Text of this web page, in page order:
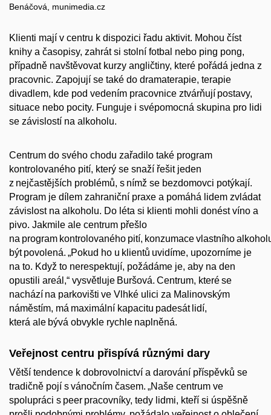
Benáčová, munimedia.cz
Klienti mají v centru k dispozici řadu aktivit. Mohou číst
knihy a časopisy, zahrát si stolní fotbal nebo ping pong,
případně navštěvovat kurzy angličtiny, které pořádá jedna z
pracovnic. Zapojují se také do dramaterapie, terapie
divadlem, kde pod vedením pracovnice ztvárňují postavy,
situace nebo pocity. Funguje i svépomocná skupina pro lidi
se závislostí na alkoholu.
Centrum do svého chodu zařadilo také program
kontrolovaného pití, který se snaží řešit jeden
z nejčastějších problémů, s nímž se bezdomovci potýkají.
Program je dílem zahraniční praxe a pomáhá lidem zvládat
závislost na alkoholu. Do léta si klienti mohli donést víno a
pivo. Jakmile ale centrum přešlo
na program kontrolovaného pití, konzumace vlastního
být povolená. „Pokud ho u klientů uvidíme, upozorníme je
na to. Když to nerespektují, požádáme je, aby na den
opustili areál,“ vysvětluje Buršová. Centrum, které se
nachází na parkovišti ve Vlhké ulici za Malinovským
náměstím, má maximální kapacitu padesát lidí,
která ale bývá obvykle rychle naplněná.
Veřejnost centru přispívá různými dary
Větší tendence k dobrovolnictví a darování příspěvků se
tradičně pojí s vánočním časem. „Naše centrum ve
spolupráci s peer pracovníky, tedy lidmi, kteří si úspěšně